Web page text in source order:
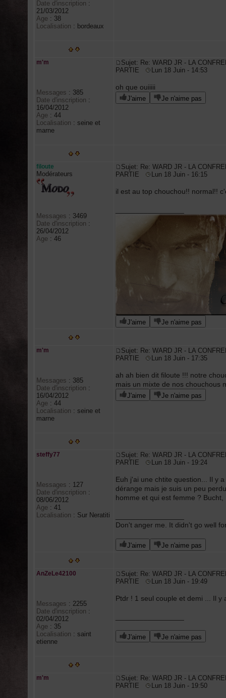
Date d'inscription :
21/03/2012
Age : 38
Localisation : bordeaux
m'm
Messages : 385
Date d'inscription :
16/04/2012
Age : 44
Localisation : seine et
marne
Sujet: Re: WARD JR - LA
PARTIE
Lun 18 Juin - 14:53
oh que ouiiiii
J'aime Je n'aime pas
filoute
Modérateurs
Messages : 3469
Date d'inscription :
26/04/2012
Age : 46
Sujet: Re: WARD JR - LA
PARTIE
Lun 18 Juin - 16:15
il est au top chouchou!! normal!!
J'aime Je n'aime pas
m'm
Messages : 385
Date d'inscription :
16/04/2012
Age : 44
Localisation : seine et
marne
Sujet: Re: WARD JR - LA
PARTIE
Lun 18 Juin - 17:35
ah ah bien dit filoute !!! notre
mais un mixte de nos chouchous
J'aime Je n'aime pas
steffy77
Messages : 127
Date d'inscription :
08/06/2012
Age : 41
Localisation : Sur Neratiti
Sujet: Re: WARD JR - LA
PARTIE
Lun 18 Juin - 19:24
Euh j'ai une chtite question... Il y
dérange mais je suis un peu
homme et qui est femme ? Bucht,
Don't anger me. It didn't go well
J'aime Je n'aime pas
AnZeLe42100
Messages : 2255
Date d'inscription :
02/04/2012
Age : 35
Localisation : saint
etienne
Sujet: Re: WARD JR - LA
PARTIE
Lun 18 Juin - 19:49
Ptdr ! 1 seul couple et demi ... Il y
J'aime Je n'aime pas
m'm
Sujet: Re: WARD JR - LA
PARTIE
Lun 18 Juin - 19:50